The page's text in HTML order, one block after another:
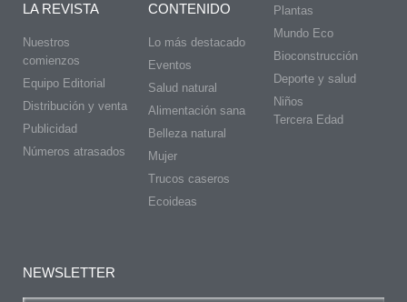
LA REVISTA
Nuestros
comienzos
Equipo Editorial
Distribución y venta
Publicidad
Números atrasados
CONTENIDO
Lo más destacado
Eventos
Salud natural
Alimentación sana
Belleza natural
Mujer
Trucos caseros
Ecoideas
Plantas
Mundo Eco
Bioconstrucción
Deporte y salud
Niños
Tercera Edad
NEWSLETTER